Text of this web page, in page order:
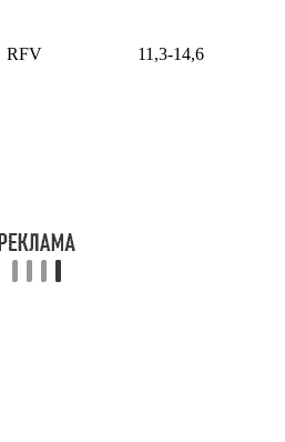
RFV 11,3-14,6